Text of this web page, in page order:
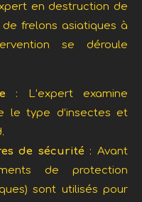
en destruction de
frelons asiatiques à
se déroule
: L’expert examine
le type d’insectes et
de sécurité : Avant
de protection
sont utilisés pour